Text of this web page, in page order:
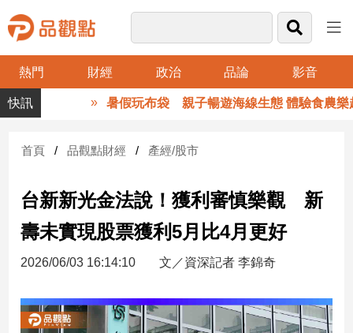
熱門 財經 政治 品論 影音
品
觀
財
台
財
新
產
經/
暑假玩布袋 親子暢遊海線生態 體驗食農樂趣
首頁 品觀點財經 產經/股市
台新新光金法說！獲利審慎樂觀 新
壽未實現股票獲利5月比4月更好
2026/06/03 16:14:10 文／資深記者 李錦奇